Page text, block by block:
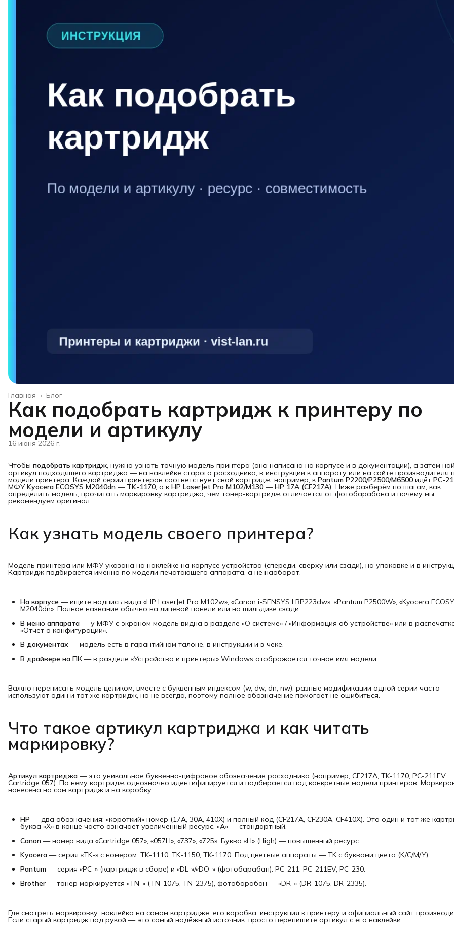
Блог
Главная ›
Как подобрать картридж к принтеру по
модели и артикулу
16 июня 2026 г.
Чтобы подобрать картридж, нужно узнать точную модель принтера (она написана на корпусе и в документации), а затем
артикул подходящего картриджа — на наклейке старого расходника, в инструкции к аппарату или на сайте производителя
модели принтера. Каждой серии принтеров соответствует свой картридж: например, к Pantum P2200/P2500/M6500 идёт PC-
МФУKyocera ECOSYS M2040dn — TK-1170, а к HP LaserJet Pro M102/M130 —HP 17A (CF217A). Ниже разберём по шагам, как
определить модель, прочитать маркировку картриджа, чем тонер-картридж отличается от фотобарабана и почему мы
рекомендуем оригинал.
Как узнать модель своего принтера?
Модель принтера или МФУ указана на наклейке на корпусе устройства (спереди, сверху или сзади), на упаковке и в
Картридж подбирается именно по модели печатающего аппарата, а не наоборот.
На корпусе — ищите надпись вида «HP LaserJet Pro M102w», «Canon i-SENSYS LBP223dw», «Pantum P2500W», «Kyocera
M2040dn». Полное название обычно на лицевой панели или на шильдике сзади.
В меню аппарата — у МФУ с экраном модель видна в разделе «О системе» / «Информация об устройстве» или в
«Отчёт о конфигурации».
В документах — модель есть в гарантийном талоне, в инструкции и в чеке.
В драйвере на ПК — в разделе «Устройства и принтеры» Windows отображается точное имя модели.
Важно переписать модель целиком, вместе с буквенным индексом (w, dw, dn, nw): разные модификации одной серии часто
используют один и тот же картридж, но не всегда, поэтому полное обозначение помогает не ошибиться.
Что такое артикул картриджа и как читать
маркировку?
Артикул картриджа — это уникальное буквенно-цифровое обозначение расходника (например, CF217A, TK-1170, PC-211EV,
Cartridge 057). По нему картридж однозначно идентифицируется и подбирается под конкретные модели принтеров.
нанесена на сам картридж и на коробку.
HP — два обозначения: «короткий» номер (17A, 30A, 410X) и полный код (CF217A, CF230A, CF410X). Это один и тот же
буква «X» в конце часто означает увеличенный ресурс, «A» — стандартный.
Canon — номер вида «Cartridge 057», «057H», «737», «725». Буква «H» (High) — повышенный ресурс.
Kyocera — серия «TK-» с номером: TK-1110, TK-1150, TK-1170. Под цветные аппараты — TK с буквами цвета (K/C/M/Y).
Pantum — серия «PC-» (картридж в сборе) и «DL-»/«DO-» (фотобарабан): PC-211, PC-211EV, PC-230.
Brother — тонер маркируется «TN-» (TN-1075, TN-2375), фотобарабан — «DR-» (DR-1075, DR-2335).
Где смотреть маркировку: наклейка на самом картридже, его коробка, инструкция к принтеру и официальный сайт
Если старый картридж под рукой — это самый надёжный источник: просто перепишите артикул с его наклейки.